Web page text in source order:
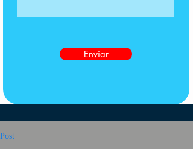
Enviar
Post